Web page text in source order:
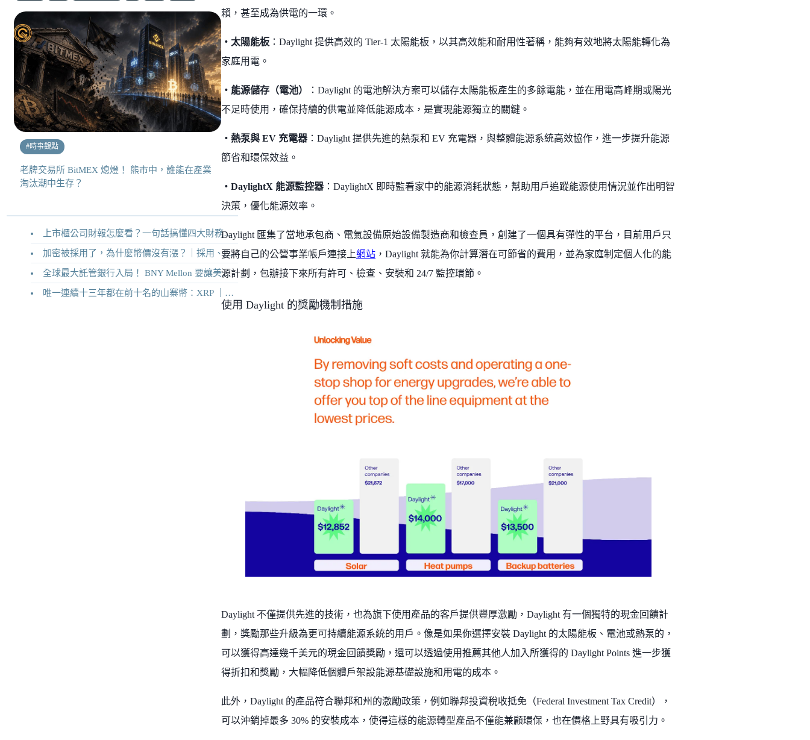
#時事觀點
老牌交易所 BitMEX 熄燈！ 熊市中，誰能在產業
淘汰潮中生存？
上市櫃公司財報怎麼看？一句話搞懂四大財務報表
加密被採用了，為什麼幣價沒有漲？｜採用、收入與代幣價值捕獲
全球最大託管銀行入局！ BNY Mellon 要讓美債交易 24/7 不打烊
唯一連續十三年都在前十名的山寨幣：XRP ｜Ripple 2026 介紹
賴，甚至成為供電的一環。
・太陽能板 ：Daylight 提供高效的 Tier-1 太陽能板，以其高效能和耐用性著稱，能夠有效地將太陽能轉化為
家庭用電。
・能源儲存（電池）
：Daylight 的電池解決方案可以儲存太陽能板產生的多餘電能，並在用電高峰期或陽光
不足時使用，確保持續的供電並降低能源成本，是實現能源獨立的關鍵。
・熱泵與 EV 充電器 ：Daylight 提供先進的熱泵和 EV 充電器，與整體能源系統高效協作，進一步提升能源
節省和環保效益​。
・DaylightX 能源監控器 ：DaylightX 即時監看家中的能源消耗狀態，幫助用戶追蹤能源使用情況並作出明智
決策，優化能源效率​。
Daylight 匯集了當地承包商、電氣設備原始設備製造商和檢查員，創建了一個具有彈性的平台，目前用戶只
要將自己的公營事業帳戶連接上網站 ，Daylight 就能為你計算潛在可節省的費用，並為家庭制定個人化的能
源計劃，包辦接下來所有許可、檢查、安裝和 24/7 監控環節。
使用 Daylight 的獎勵機制措施
Daylight 不僅提供先進的技術，也為旗下使用產品的客戶提供豐厚激勵，Daylight 有一個獨特的現金回饋計
劃，獎勵那些升級為更可持續能源系統的用戶。像是如果你選擇安裝 Daylight 的太陽能板、電池或熱泵的，
可以獲得高達幾千美元的現金回饋獎勵，還可以透過使用推薦其他人加入所獲得的 Daylight Points 進一步獲
得折扣和獎勵，大幅降低個體戶架設能源基礎設施和用電的成本。
此外，Daylight 的產品符合聯邦和州的激勵政策，例如聯邦投資稅收抵免（Federal Investment Tax Credit），
可以沖銷掉最多 30% 的安裝成本，使得這樣的能源轉型產品不僅能兼顧環保，也在價格上野具有吸引力。